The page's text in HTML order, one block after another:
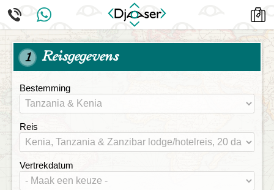
1 Reisgegevens
Bestemming
Reis
Vertrekdatum